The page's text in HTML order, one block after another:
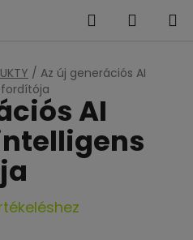
KeresésKOSÁR
/ Az új generációs AI
AI